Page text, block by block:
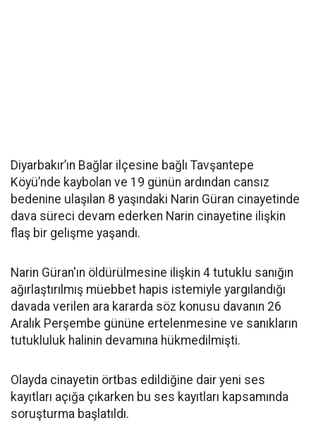
Diyarbakır’ın Bağlar ilçesine bağlı Tavşantepe
Köyü’nde kaybolan ve 19 günün ardından cansız
bedenine ulaşılan 8 yaşındaki Narin Güran cinayetinde
dava süreci devam ederken Narin cinayetine ilişkin
flaş bir gelişme yaşandı.
Narin Güran'ın öldürülmesine ilişkin 4 tutuklu sanığın
ağırlaştırılmış müebbet hapis istemiyle yargılandığı
davada verilen ara kararda söz konusu davanın 26
Aralık Perşembe gününe ertelenmesine ve sanıkların
tutukluluk halinin devamına hükmedilmişti.
Olayda cinayetin örtbas edildiğine dair yeni ses
kayıtları açığa çıkarken bu ses kayıtları kapsamında
soruşturma başlatıldı.